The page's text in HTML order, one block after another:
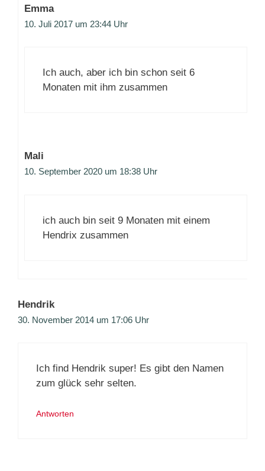
Emma
10. Juli 2017 um 23:44 Uhr
Ich auch, aber ich bin schon seit 6
Monaten mit ihm zusammen
Mali
10. September 2020 um 18:38 Uhr
ich auch bin seit 9 Monaten mit einem
Hendrix zusammen‍‍
Hendrik
30. November 2014 um 17:06 Uhr
Ich find Hendrik super! Es gibt den Namen
zum glück sehr selten.
Antworten